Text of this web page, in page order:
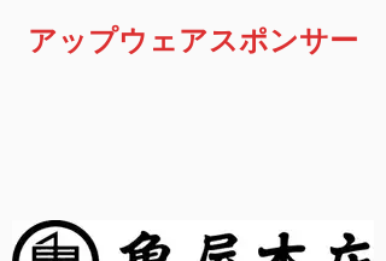
アップウェアスポンサー